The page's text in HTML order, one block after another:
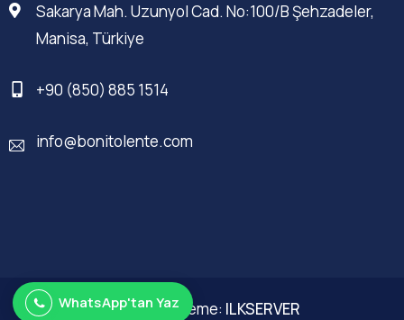
Sakarya Mah. Uzunyol Cad. No:100/B Şehzadeler,
Manisa, Türkiye
+90 (850) 885 1514
info@bonitolente.com
Web Düzenleme: ILKSERVER
WhatsApp'tan Yaz